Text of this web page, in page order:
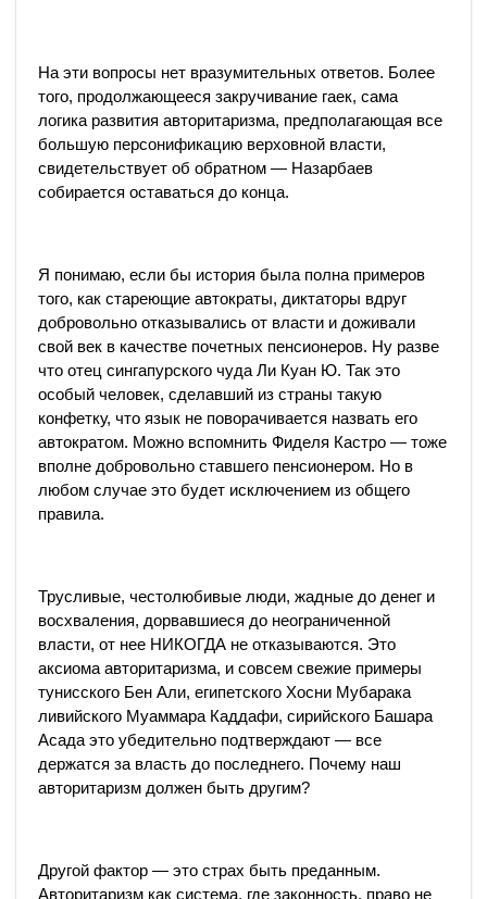
На эти вопросы нет вразумительных ответов. Более
того, продолжающееся закручивание гаек, сама
логика развития авторитаризма, предполагающая все
большую персонификацию верховной власти,
свидетельствует об обратном — Назарбаев
собирается оставаться до конца.
Я понимаю, если бы история была полна примеров
того, как стареющие автократы, диктаторы вдруг
добровольно отказывались от власти и доживали
свой век в качестве почетных пенсионеров. Ну разве
что отец сингапурского чуда Ли Куан Ю. Так это
особый человек, сделавший из страны такую
конфетку, что язык не поворачивается назвать его
автократом. Можно вспомнить Фиделя Кастро — тоже
вполне добровольно ставшего пенсионером. Но в
любом случае это будет исключением из общего
правила.
Трусливые, честолюбивые люди, жадные до денег и
восхваления, дорвавшиеся до неограниченной
власти, от нее НИКОГДА не отказываются. Это
аксиома авторитаризма, и совсем свежие примеры
тунисского Бен Али, египетского Хосни Мубарака
ливийского Муаммара Каддафи, сирийского Башара
Асада это убедительно подтверждают — все
держатся за власть до последнего. Почему наш
авторитаризм должен быть другим?
Другой фактор — это страх быть преданным.
Авторитаризм как система, где законность, право не